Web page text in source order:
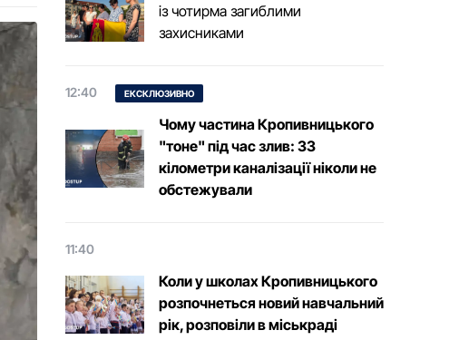
із чотирма загиблими
захисниками
12:40 ЕКСКЛЮЗИВНО
Чому частина Кропивницького
"тоне" під час злив: 33
кілометри каналізації ніколи не
обстежували
11:40
Коли у школах Кропивницького
розпочнеться новий навчальний
рік, розповіли в міськраді